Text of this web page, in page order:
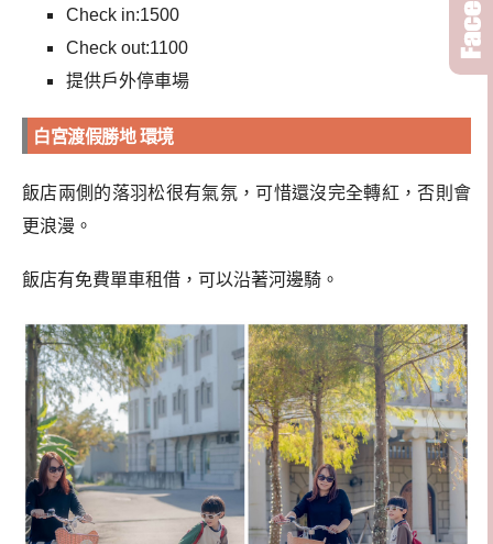
Check in:1500
Check out:1100
提供戶外停車場
白宮渡假勝地 環境
飯店兩側的落羽松很有氣氛，可惜還沒完全轉紅，否則會
更浪漫。
飯店有免費單車租借，可以沿著河邊騎。